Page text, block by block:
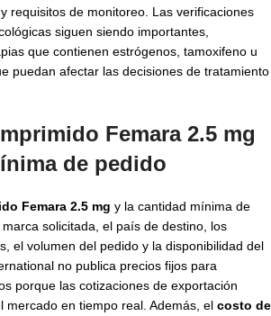
requisitos de monitoreo. Las verificaciones
siguen siendo importantes,
que contienen estrógenos, tamoxifeno u
puedan afectar las decisiones de tratamiento
Femara 2.5 mg
de pedido
Femara 2.5 mg y la cantidad mínima de
solicitada, el país de destino, los
el volumen del pedido y la disponibilidad del
no publica precios fijos para
porque las cotizaciones de exportación
mercado en tiempo real. Además, el costo de